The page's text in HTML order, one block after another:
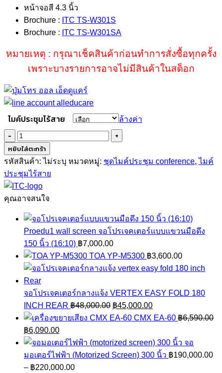
หน้าจอสี 4.3 นิ้ว
Brochure : ITC TS-W301S
Brochure : ITC TS-W301SA
หมายเหตุ : กรุณาเช็คสินค้าก่อนทำการสั่งซื้อทุกครั้ง
เพราะบางรายการอาจไม่มีสินค้าในสต็อก
ไมค์ประชุมไร้สาย ล้างค่า
จำนวน
TS-
W301S
5G
wireless
mic
ชิ้น
หยิบใส่ตะกร้า
รหัสสินค้า:ไม่ระบุ หมวดหมู่: ชุดไมค์ประชุม conference,ไมค์
ประชุมไร้สาย
คุณอาจสนใจ
Proedu1 wall screen จอโปรเจคเตอร์แบบแขวนมือดึง
150 นิ้ว (16:10) ฿7,000.00
TOA YP-M5300 ฿3,600.00
จอโปรเจคเตอร์กลางแจ้ง VERTEX EASY FOLD 180
INCH REAR ฿48,000.00 Original
price
฿48,000.00.
฿45,000.00Current
price
฿45,000.00.
CMX EA-60 ฿6,590.00
Original
price
was:
฿6,590.00.
฿6,090.00Current
price
is:
฿6,090.00.
จอ
มอเตอร์ไฟฟ้า (Motorized Screen) 300 นิ้ว ฿190,000.00
– ฿220,000.00Price